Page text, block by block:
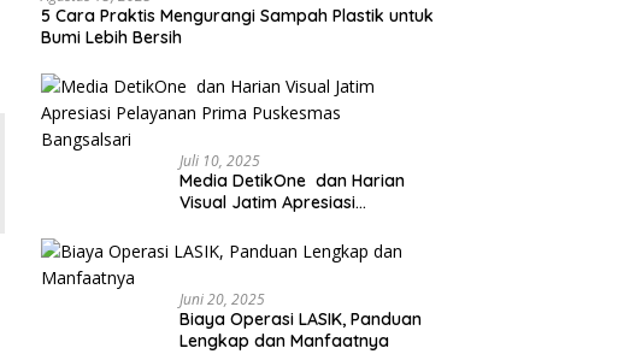
5 Cara Praktis Mengurangi Sampah Plastik untuk
Bumi Lebih Bersih
Juli 10, 2025
Media DetikOne dan Harian
Visual Jatim Apresiasi
Bangsalsari
Juni 20, 2025
Biaya Operasi LASIK, Panduan
Lengkap dan Manfaatnya